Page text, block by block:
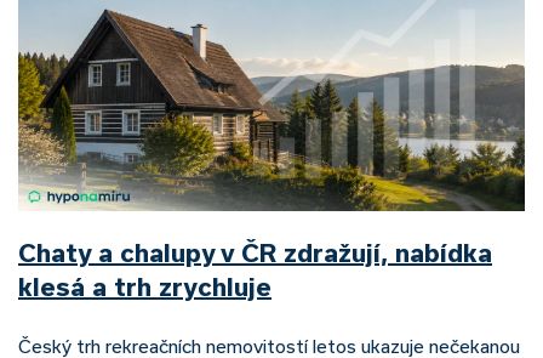
Chaty a chalupy v ČR zdražují, nabídka
klesá a trh zrychluje
Český trh rekreačních nemovitostí letos ukazuje nečekanou